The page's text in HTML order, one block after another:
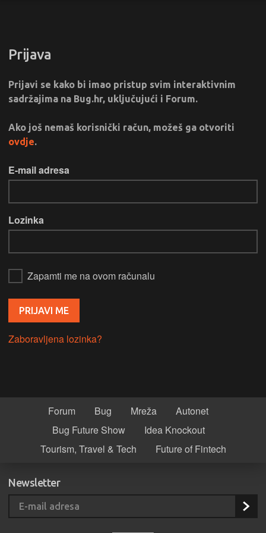
Prijava
Prijavi se kako bi imao pristup svim interaktivnim
sadržajima na Bug.hr, uključujući i Forum.
Ako još nemaš korisnički račun, možeš ga otvoriti
ovdje.
E-mail adresa
Lozinka
Zapamti me na ovom računalu
Zaboravljena lozinka?
Forum Bug Mreža
Autonet
Bug Future Show
Idea Knockout
Tourism, Travel & Tech
Future of Fintech
Newsletter